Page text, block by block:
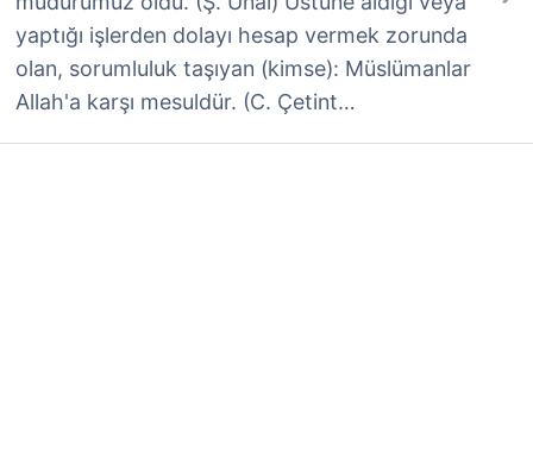
yaptığı işlerden dolayı hesap vermek zorunda
olan, sorumluluk taşıyan (kimse): Müslümanlar
Allah'a karşı mesuldür. (C. Çetint…